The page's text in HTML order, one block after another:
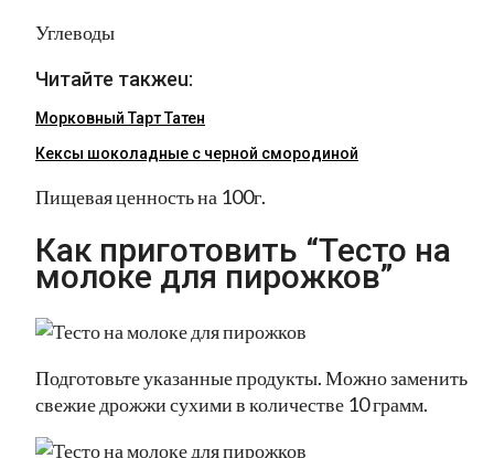
Углеводы
Читайте такжеu:
Морковный Тарт Татен
Кексы шоколадные с черной смородиной
Пищевая ценность на 100г.
Как приготовить “Тесто на
молоке для пирожков”
Подготовьте указанные продукты. Можно заменить
свежие дрожжи сухими в количестве 10 грамм.